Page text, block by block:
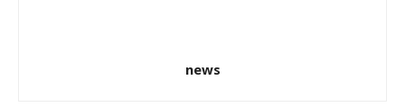
news